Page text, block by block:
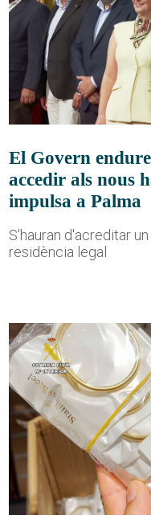
El Govern
accedir als nous
impulsa a Palma
S'hauran d'acreditar
residència legal